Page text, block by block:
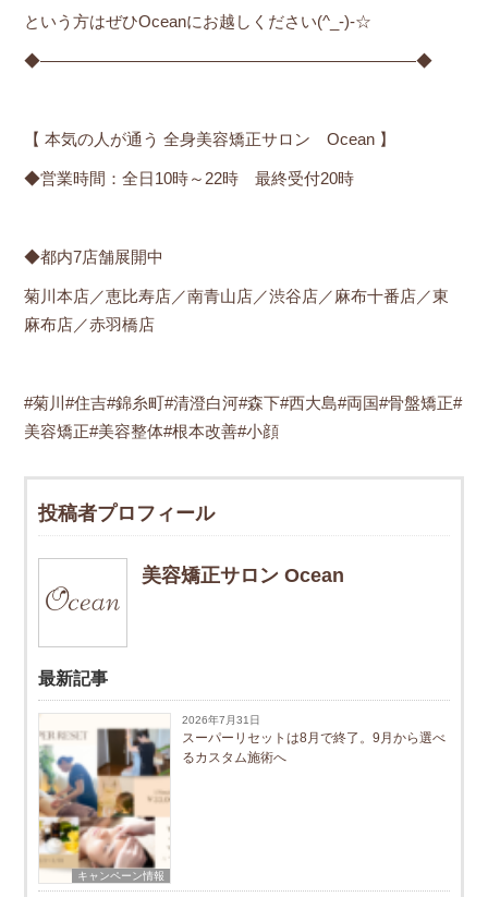
という方はぜひOceanにお越しください(^_-)-☆
◆―――――――――――――――――――――――◆
【 本気の人が通う 全身美容矯正サロン Ocean 】
◆営業時間：全日10時～22時 最終受付20時
◆都内7店舗展開中
菊川本店／恵比寿店／南青山店／渋谷店／麻布十番店／東
麻布店／赤羽橋店
#菊川#住吉#錦糸町#清澄白河#森下#西大島#両国#骨盤矯正#
美容矯正#美容整体#根本改善#小顔
投稿者プロフィール
美容矯正サロン Ocean
最新記事
キャンペーン情報
2026年7月31日
スーパーリセットは8月で終了。9月から選べ
るカスタム施術へ